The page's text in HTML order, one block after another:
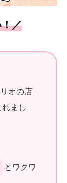
／
オの店
れまし
とワクワ